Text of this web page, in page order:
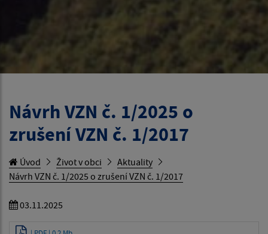
Návrh VZN č. 1/2025 o
zrušení VZN č. 1/2017
Úvod Život v obci
Aktuality
Návrh VZN č. 1/2025 o zrušení VZN č. 1/2017
03.11.2025